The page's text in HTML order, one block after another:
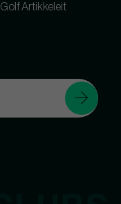
Golf Artikkeleit